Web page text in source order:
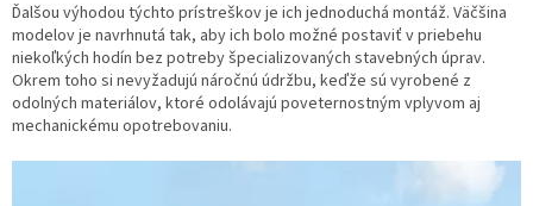
Ďalšou výhodou týchto prístreškov je ich jednoduchá montáž. Väčšina
modelov je navrhnutá tak, aby ich bolo možné postaviť v priebehu
niekoľkých hodín bez potreby špecializovaných stavebných úprav.
Okrem toho si nevyžadujú náročnú údržbu, keďže sú vyrobené z
odolných materiálov, ktoré odolávajú poveternostným vplyvom aj
mechanickému opotrebovaniu.